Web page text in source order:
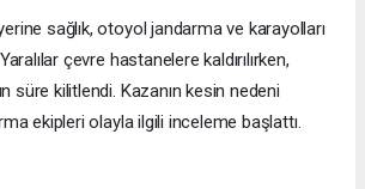
sağlık, otoyol jandarma ve karayolları
çevre hastanelere kaldırılırken,
süre kilitlendi. Kazanın kesin nedeni
ekipleri olayla ilgili inceleme başlattı.